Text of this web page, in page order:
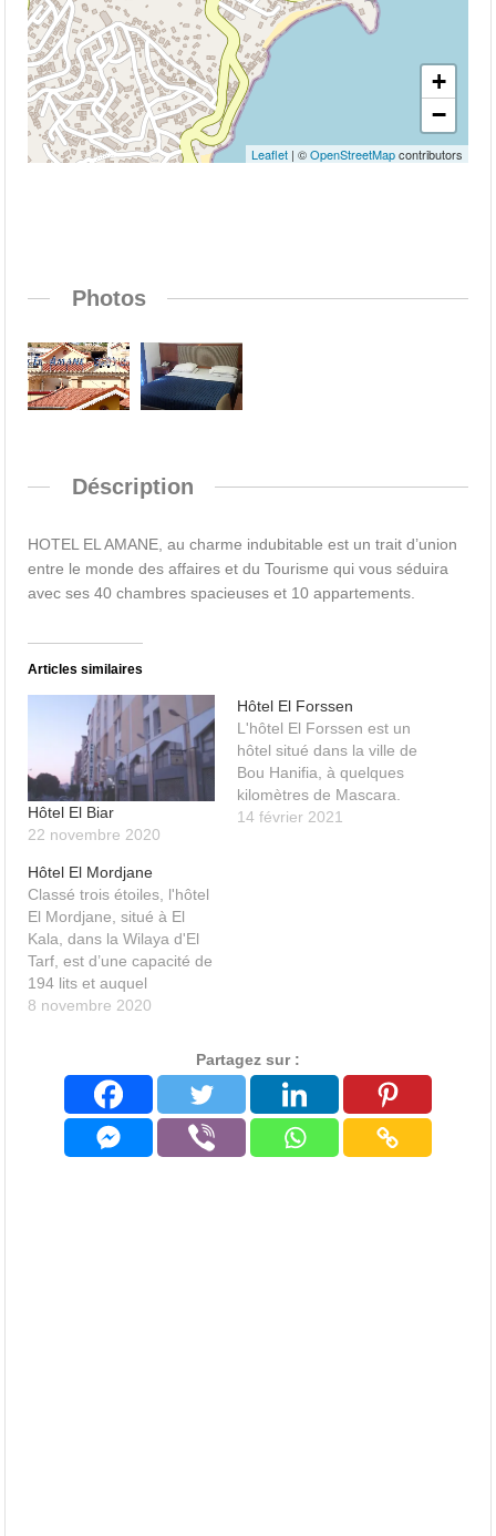
+
−
Leaflet| ©OpenStreetMapcontributors
Photos
Déscription
HOTEL EL AMANE, au charme indubitable est un trait d’union
entre le monde des affaires et du Tourisme qui vous séduira
avec ses 40 chambres spacieuses et 10 appartements.
Articles similaires
Hôtel El Biar
22 novembre 2020
Hôtel El Forssen
L'hôtel El Forssen est un
hôtel situé dans la ville de
Bou Hanifia, à quelques
kilomètres de Mascara.
14 février 2021
Hôtel El Mordjane
Classé trois étoiles, l'hôtel
El Mordjane, situé à El
Kala, dans la Wilaya d'El
Tarf, est d’une capacité de
194 lits et auquel
s’ajoutera une future
de mer, l'hôtel dispose de
103 chambres, et sa
propre plage privée.
8 novembre 2020
Partagez sur :